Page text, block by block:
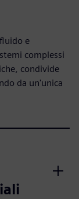
e
complessi
condivide
da un'unica